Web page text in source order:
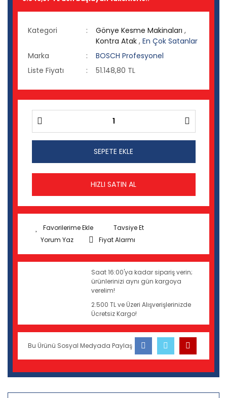
Kategori Gönye Kesme Makinaları ,
Kontra Atak , En Çok Satanlar
Marka
BOSCH Profesyonel
Liste Fiyatı
51.148,80 TL
SEPETE EKLE
HIZLI SATIN AL
Tavsiye Et
Yorum Yaz
Fiyat Alarmı
Saat 16:00'ya kadar sipariş verin;
ürünlerinizi aynı gün kargoya
verelim!
2.500 TL ve Üzeri Alışverişlerinizde
Ücretsiz Kargo!
Bu Ürünü Sosyal Medyada Paylaş